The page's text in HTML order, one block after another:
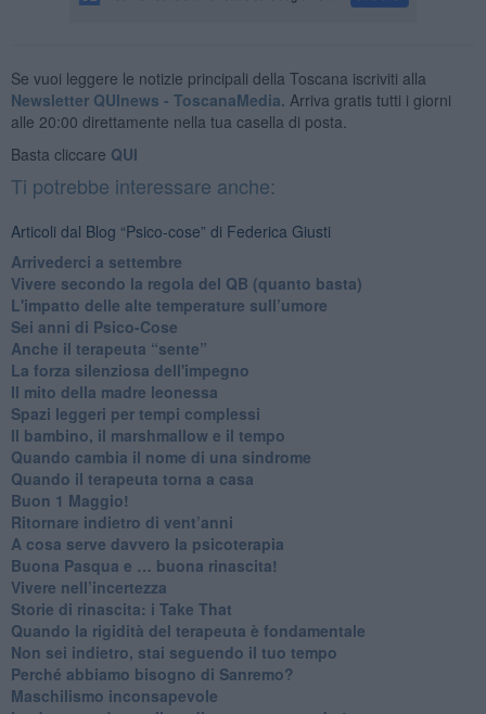
Se vuoi leggere le notizie principali della Toscana iscriviti alla
Newsletter QUInews - ToscanaMedia. Arriva gratis tutti i giorni
alle 20:00 direttamente nella tua casella di posta.
Basta cliccare QUI
Ti potrebbe interessare anche:
Articoli dal Blog “Psico-cose” di Federica Giusti
​Arrivederci a settembre
​Vivere secondo la regola del QB (quanto basta)
​L'impatto delle alte temperature sull’umore
Sei anni di Psico-Cose
​Anche il terapeuta “sente”
​La forza silenziosa dell'impegno
​Il mito della madre leonessa
Spazi leggeri per tempi complessi
Il bambino, il marshmallow e il tempo
​Quando cambia il nome di una sindrome
​Quando il terapeuta torna a casa
​Buon 1 Maggio!
Ritornare indietro di vent’anni
​A cosa serve davvero la psicoterapia
​Buona Pasqua e … buona rinascita!
​Vivere nell’incertezza
​Storie di rinascita: i Take That
​Quando la rigidità del terapeuta è fondamentale
​Non sei indietro, stai seguendo il tuo tempo
​Perché abbiamo bisogno di Sanremo?
​Maschilismo inconsapevole